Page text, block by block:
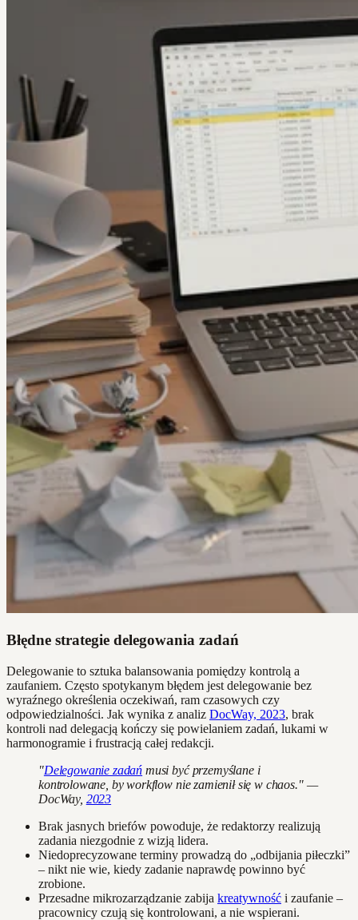
Błędne strategie delegowania zadań
Delegowanie to sztuka balansowania pomiędzy kontrolą a
zaufaniem. Często spotykanym błędem jest delegowanie bez
wyraźnego określenia oczekiwań, ram czasowych czy
odpowiedzialności. Jak wynika z analiz DocWay, 2023, brak
kontroli nad delegacją kończy się powielaniem zadań, lukami w
harmonogramie i frustracją całej redakcji.
"Delegowanie zadań musi być przemyślane i
kontrolowane, by workflow nie zamienił się w chaos." —
DocWay, 2023
Brak jasnych briefów powoduje, że redaktorzy realizują
zadania niezgodnie z wizją lidera.
Niedoprecyzowane terminy prowadzą do „odbijania piłeczki”
– nikt nie wie, kiedy zadanie naprawdę powinno być
zrobione.
Przesadne mikrozarządzanie zabija kreatywność i zaufanie –
pracownicy czują się kontrolowani, a nie wspierani.